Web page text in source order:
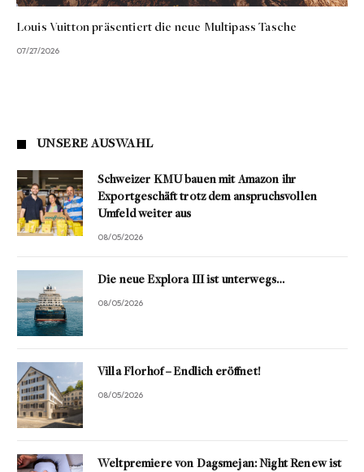
Louis Vuitton präsentiert die neue Multipass Tasche
07/27/2026
UNSERE AUSWAHL
Schweizer KMU bauen mit Amazon ihr
Exportgeschäft trotz dem anspruchsvollen
Umfeld weiter aus
08/05/2026
Die neue Explora III ist unterwegs…
08/05/2026
Villa Florhof – Endlich eröffnet!
08/05/2026
Weltpremiere von Dagsmejan: Night Renew ist